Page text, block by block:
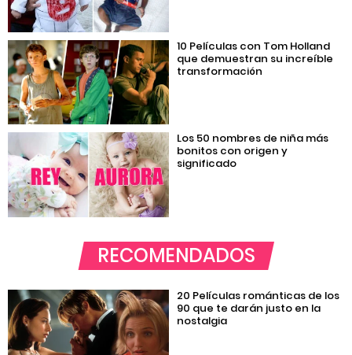
10 Películas con Tom Holland
que demuestran su increíble
transformación
Los 50 nombres de niña más
bonitos con origen y
significado
RECOMENDADOS
20 Películas románticas de los
90 que te darán justo en la
nostalgia